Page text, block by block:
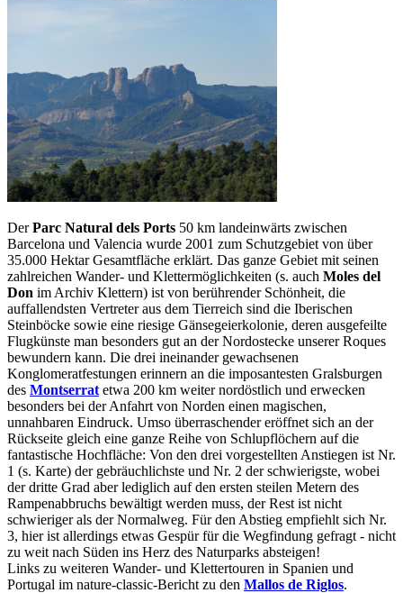
DerParc Natural dels Ports 50 km landeinwärts zwischen
Barcelona und Valencia wurde 2001 zum Schutzgebiet von über
35.000 Hektar Gesamtfläche erklärt. Das ganze Gebiet mit seinen
zahlreichen Wander- und Klettermöglichkeiten (s. auch Moles del
Don im Archiv Klettern) ist von berührender Schönheit, die
auffallendsten Vertreter aus dem Tierreich sind die Iberischen
Steinböcke sowie eine riesige Gänsegeierkolonie, deren ausgefeilte
Flugkünste man besonders gut an der Nordostecke unserer Roques
bewundern kann. Die drei ineinander gewachsenen
Konglomeratfestungen erinnern an die imposantesten Gralsburgen
des Montserrat etwa 200 km weiter nordöstlich und erwecken
besonders bei der Anfahrt von Norden einen magischen,
unnahbaren Eindruck. Umso überraschender eröffnet sich an der
Rückseite gleich eine ganze Reihe von Schlupflöchern auf die
fantastische Hochfläche: Von den drei vorgestellten Anstiegen ist Nr.
1 (s. Karte) der gebräuchlichste und Nr. 2 der schwierigste, wobei
der dritte Grad aber lediglich auf den ersten steilen Metern des
Rampenabbruchs bewältigt werden muss, der Rest ist nicht
schwieriger als der Normalweg. Für den Abstieg empfiehlt sich Nr.
3, hier ist allerdings etwas Gespür für die Wegfindung gefragt - nicht
zu weit nach Süden ins Herz des Naturparks absteigen!
Links zu weiteren Wander- und Klettertouren in Spanien und
Portugal im nature-classic-Bericht zu den Mallos de Riglos.